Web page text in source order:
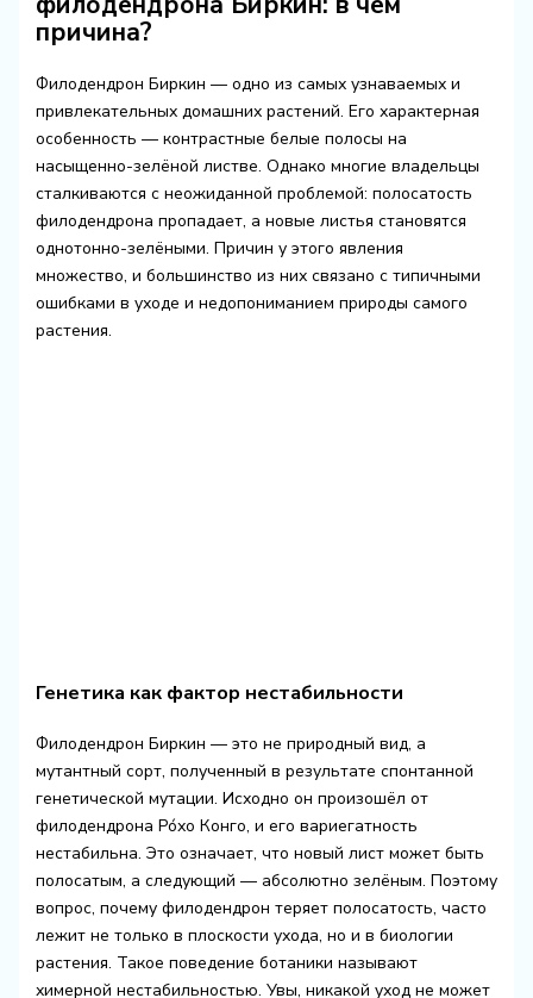
причина?
Филодендрон Биркин — одно из самых узнаваемых и
привлекательных домашних растений. Его характерная
особенность — контрастные белые полосы на
насыщенно-зелёной листве. Однако многие владельцы
сталкиваются с неожиданной проблемой: полосатость
филодендрона пропадает, а новые листья становятся
однотонно-зелёными. Причин у этого явления
множество, и большинство из них связано с типичными
ошибками в уходе и недопониманием природы самого
растения.
Генетика как фактор нестабильности
Филодендрон Биркин — это не природный вид, а
мутантный сорт, полученный в результате спонтанной
генетической мутации. Исходно он произошёл от
филодендрона Ро́хо Конго, и его вариегатность
нестабильна. Это означает, что новый лист может быть
полосатым, а следующий — абсолютно зелёным. Поэтому
вопрос, почему филодендрон теряет полосатость, часто
лежит не только в плоскости ухода, но и в биологии
растения. Такое поведение ботаники называют
химерной нестабильностью. Увы, никакой уход не может